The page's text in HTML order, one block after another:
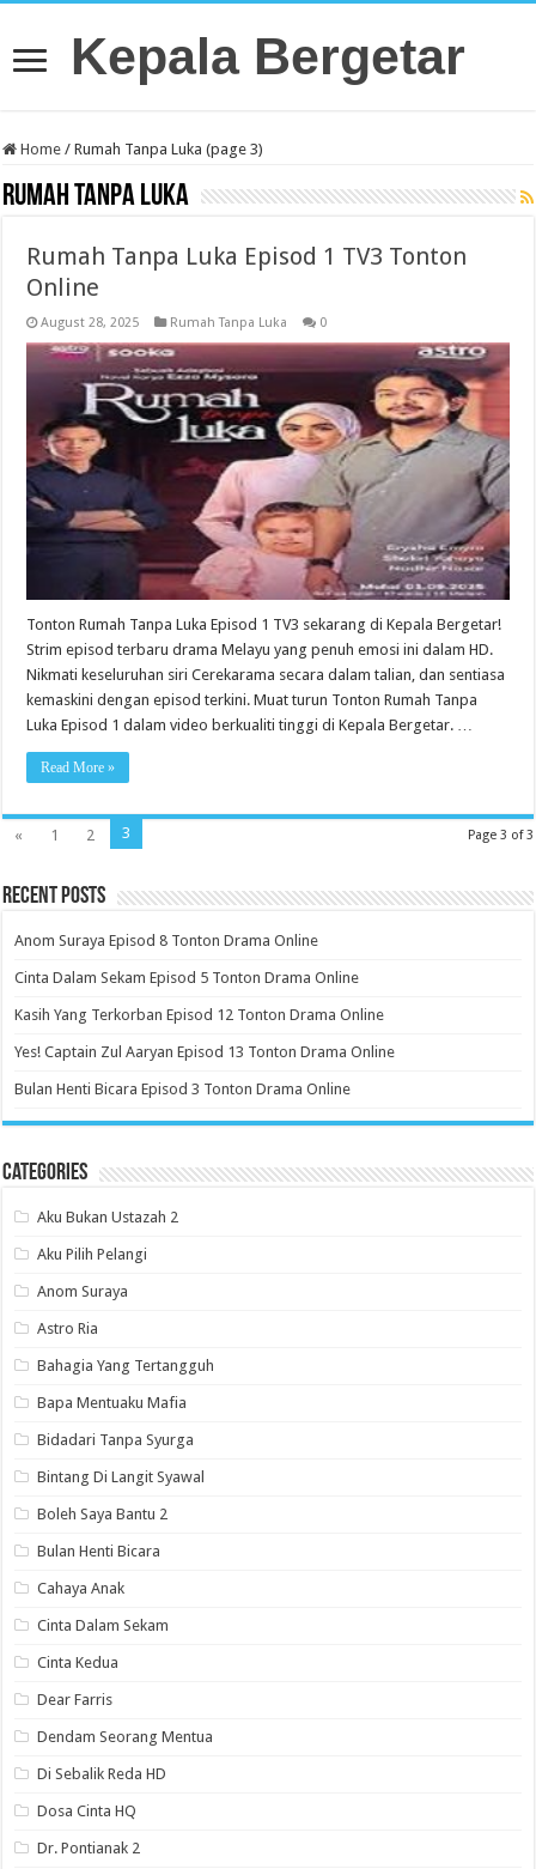
Kepala Bergetar
Home / Rumah Tanpa Luka (page 3)
Rumah Tanpa Luka
Rumah Tanpa Luka Episod 1 TV3 Tonton
Online
August 28, 2025 Rumah Tanpa Luka 0
Tonton Rumah Tanpa Luka Episod 1 TV3 sekarang di Kepala Bergetar!
Strim episod terbaru drama Melayu yang penuh emosi ini dalam HD.
Nikmati keseluruhan siri Cerekarama secara dalam talian, dan sentiasa
kemaskini dengan episod terkini. Muat turun Tonton Rumah Tanpa
Luka Episod 1 dalam video berkualiti tinggi di Kepala Bergetar. …
Read More »
Page 3 of 3
« 1 2 3
Recent Posts
Anom Suraya Episod 8 Tonton Drama Online
Cinta Dalam Sekam Episod 5 Tonton Drama Online
Kasih Yang Terkorban Episod 12 Tonton Drama Online
Yes! Captain Zul Aaryan Episod 13 Tonton Drama Online
Bulan Henti Bicara Episod 3 Tonton Drama Online
Categories
Aku Bukan Ustazah 2
Aku Pilih Pelangi
Anom Suraya
Astro Ria
Bahagia Yang Tertangguh
Bapa Mentuaku Mafia
Bidadari Tanpa Syurga
Bintang Di Langit Syawal
Boleh Saya Bantu 2
Bulan Henti Bicara
Cahaya Anak
Cinta Dalam Sekam
Cinta Kedua
Dear Farris
Dendam Seorang Mentua
Di Sebalik Reda HD
Dosa Cinta HQ
Dr. Pontianak 2